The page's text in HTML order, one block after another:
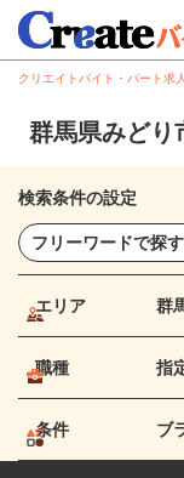
クリエイトバイト・パート求
群馬県みどり
検索条件の設定
エリア 群
職種 指
条件 ブ